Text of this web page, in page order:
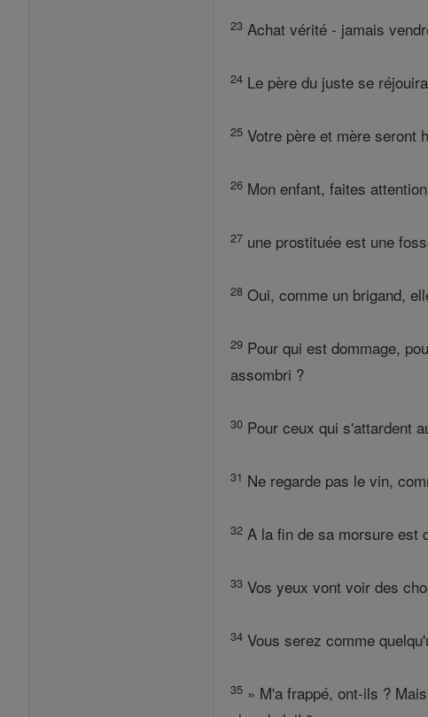
23 Achat vérité - jamais
24 Le père du juste se
25 Votre père et mère seront
26 Mon enfant, faites
27 une prostituée est une
28 Oui, comme un brigand,
29 Pour qui est dommage,
assombri ?
30 Pour ceux qui s'attardent
31 Ne regarde pas le vin,
32 A la fin de sa morsure est
33 Vos yeux vont voir des
34 Vous serez comme
35 » M'a frappé, ont-ils ?